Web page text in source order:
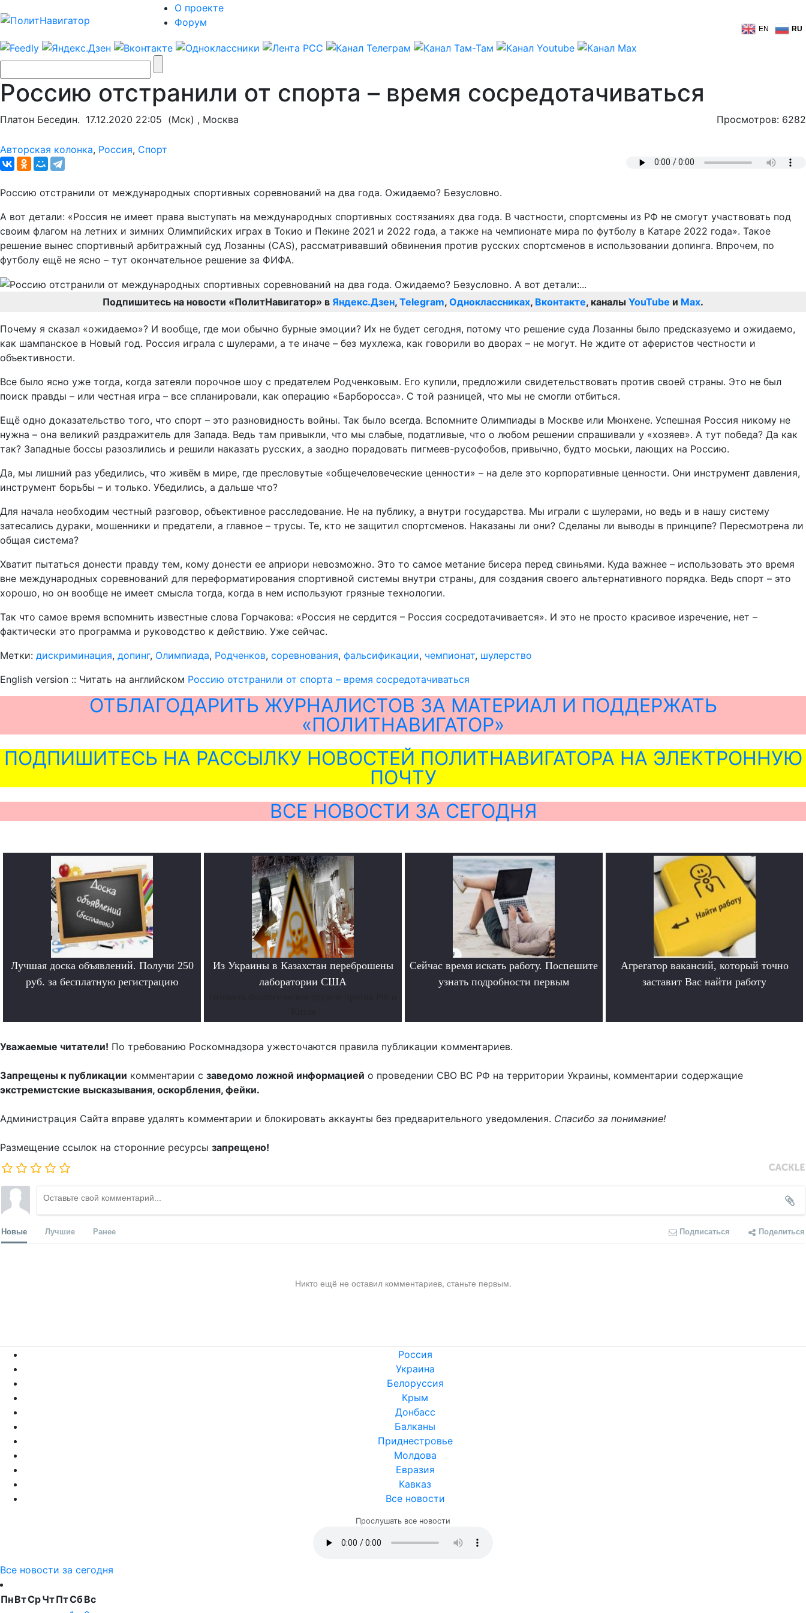
О проекте
Форум
EN RU
Россию отстранили от спорта – время сосредотачиваться
Платон Беседин. 17.12.2020 22:05 (Мск) , Москва Просмотров: 6282
Авторская колонка, Россия, Спорт
Россию отстранили от международных спортивных соревнований на два года. Ожидаемо? Безусловно.
А вот детали: «Россия не имеет права выступать на международных спортивных состязаниях два года. В частности, спортсмены из РФ не смогут участвовать под
своим флагом на летних и зимних Олимпийских играх в Токио и Пекине 2021 и 2022 года, а также на чемпионате мира по футболу в Катаре 2022 года». Такое
решение вынес спортивный арбитражный суд Лозанны (CAS), рассматривавший обвинения против русских спортсменов в использовании допинга. Впрочем, по
футболу ещё не ясно – тут окончательное решение за ФИФА.
Подпишитесь на новости «ПолитНавигатор» в Яндекс.Дзен, Telegram, Одноклассниках, Вконтакте, каналы YouTube и Max.
Почему я сказал «ожидаемо»? И вообще, где мои обычно бурные эмоции? Их не будет сегодня, потому что решение суда Лозанны было предсказуемо и ожидаемо,
как шампанское в Новый год. Россия играла с шулерами, а те иначе – без мухлежа, как говорили во дворах – не могут. Не ждите от аферистов честности и
объективности.
Все было ясно уже тогда, когда затеяли порочное шоу с предателем Родченковым. Его купили, предложили свидетельствовать против своей страны. Это не был
поиск правды – или честная игра – все спланировали, как операцию «Барборосса». С той разницей, что мы не смогли отбиться.
Ещё одно доказательство того, что спорт – это разновидность войны. Так было всегда. Вспомните Олимпиады в Москве или Мюнхене. Успешная Россия никому не
нужна – она великий раздражитель для Запада. Ведь там привыкли, что мы слабые, податливые, что о любом решении спрашивали у «хозяев». А тут победа? Да как
так? Западные боссы разозлились и решили наказать русских, а заодно порадовать пигмеев-русофобов, привычно, будто моськи, лающих на Россию.
Да, мы лишний раз убедились, что живём в мире, где пресловутые «общечеловеческие ценности» – на деле это корпоративные ценности. Они инструмент давления,
инструмент борьбы – и только. Убедились, а дальше что?
Для начала необходим честный разговор, объективное расследование. Не на публику, а внутри государства. Мы играли с шулерами, но ведь и в нашу систему
затесались дураки, мошенники и предатели, а главное – трусы. Те, кто не защитил спортсменов. Наказаны ли они? Сделаны ли выводы в принципе? Пересмотрена ли
общая система?
Хватит пытаться донести правду тем, кому донести ее априори невозможно. Это то самое метание бисера перед свиньями. Куда важнее – использовать это время
вне международных соревнований для переформатирования спортивной системы внутри страны, для создания своего альтернативного порядка. Ведь спорт – это
хорошо, но он вообще не имеет смысла тогда, когда в нем используют грязные технологии.
Так что самое время вспомнить известные слова Горчакова: «Россия не сердится – Россия сосредотачивается». И это не просто красивое изречение, нет –
фактически это программа и руководство к действию. Уже сейчас.
Метки: дискриминация, допинг, Олимпиада, Родченков, соревнования, фальсификации, чемпионат, шулерство
English version :: Читать на английском Россию отстранили от спорта – время сосредотачиваться
ОТБЛАГОДАРИТЬ ЖУРНАЛИСТОВ ЗА МАТЕРИАЛ И ПОДДЕРЖАТЬ
«ПОЛИТНАВИГАТОР»
ПОДПИШИТЕСЬ НА РАССЫЛКУ НОВОСТЕЙ ПОЛИТНАВИГАТОРА НА ЭЛЕКТРОННУЮ
ПОЧТУ
ВСЕ НОВОСТИ ЗА СЕГОДНЯ
Лучшая доска объявлений. Получи 250
руб. за бесплатную регистрацию
Из Украины в Казахстан переброшены
лаборатории США
Сейчас время искать работу. Поспешите
узнать подробности первым
Агрегатор вакансий, который точно
заставит Вас найти работу
Уважаемые читатели! По требованию Роскомнадзора ужесточаются правила публикации комментариев.
Запрещены к публикации комментарии с заведомо ложной информацией о проведении СВО ВС РФ на территории Украины, комментарии содержащие
экстремистские высказывания, оскорбления, фейки.
Администрация Сайта вправе удалять комментарии и блокировать аккаунты без предварительного уведомления. Спасибо за понимание!
Размещение ссылок на сторонние ресурсы запрещено!
Новые Лучшие Ранее Подписаться Поделиться
Никто ещё не оставил комментариев, станьте первым.
Россия
Украина
Белоруссия
Крым
Донбасс
Балканы
Приднестровье
Молдова
Евразия
Кавказ
Все новости
Прослушать все новости
Все новости за сегодня
ПнВтСрЧтПтСбВс